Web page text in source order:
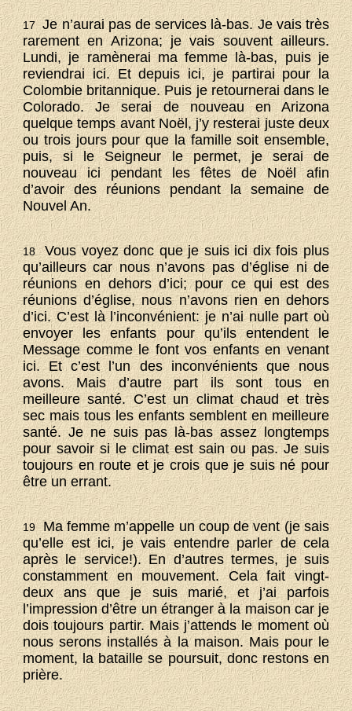
17Je n’aurai pas de services là-bas. Je vais très
rarement en Arizona; je vais souvent ailleurs.
Lundi, je ramènerai ma femme là-bas, puis je
reviendrai ici. Et depuis ici, je partirai pour la
Colombie britannique. Puis je retournerai dans le
Colorado. Je serai de nouveau en Arizona
quelque temps avant Noël, j’y resterai juste deux
ou trois jours pour que la famille soit ensemble,
puis, si le Seigneur le permet, je serai de
nouveau ici pendant les fêtes de Noël afin
d’avoir des réunions pendant la semaine de
Nouvel An.
18Vous voyez donc que je suis ici dix fois plus
qu’ailleurs car nous n’avons pas d’église ni de
réunions en dehors d’ici; pour ce qui est des
réunions d’église, nous n’avons rien en dehors
d’ici. C’est là l’inconvénient: je n’ai nulle part où
envoyer les enfants pour qu’ils entendent le
Message comme le font vos enfants en venant
ici. Et c’est l’un des inconvénients que nous
avons. Mais d’autre part ils sont tous en
meilleure santé. C’est un climat chaud et très
sec mais tous les enfants semblent en meilleure
santé. Je ne suis pas là-bas assez longtemps
pour savoir si le climat est sain ou pas. Je suis
toujours en route et je crois que je suis né pour
être un errant.
19Ma femme m’appelle un coup de vent (je sais
qu’elle est ici, je vais entendre parler de cela
après le service!). En d’autres termes, je suis
constamment en mouvement. Cela fait vingt-
deux ans que je suis marié, et j’ai parfois
l’impression d’être un étranger à la maison car je
dois toujours partir. Mais j’attends le moment où
nous serons installés à la maison. Mais pour le
moment, la bataille se poursuit, donc restons en
prière.